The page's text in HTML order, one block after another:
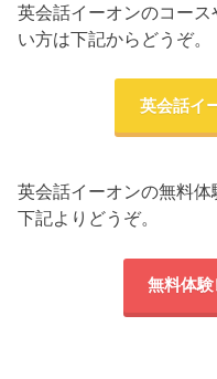
英会話イーオンのコー
い方は下記からどうぞ。
英会話イ
英会話イーオンの無料
下記よりどうぞ。
無料体